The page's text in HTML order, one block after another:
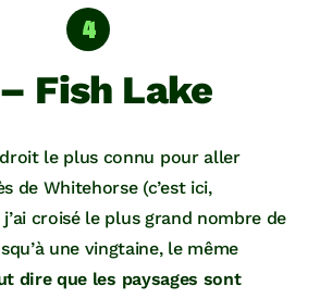
Fish Lake
le plus connu pour aller
de Whitehorse (c’est ici,
j’ai croisé le plus grand nombre de
une vingtaine, le même
dire que les paysages sont